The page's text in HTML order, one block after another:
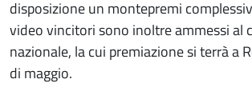
disposizione un montepremi
video vincitori sono inoltre ammessi al
nazionale, la cui premiazione si terrà a
di maggio.